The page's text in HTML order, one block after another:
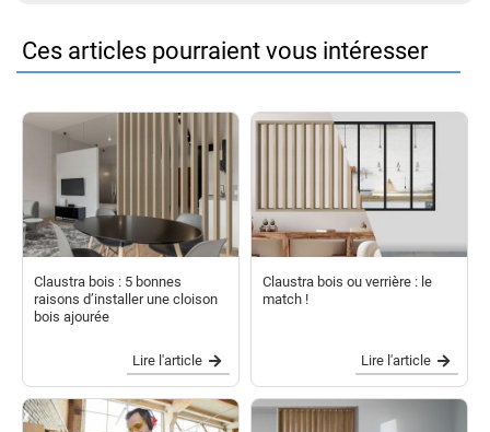
Ces articles pourraient vous intéresser
Claustra bois : 5 bonnes
raisons d’installer une cloison
bois ajourée
Lire l'article
Claustra bois ou verrière : le
match !
Lire l'article